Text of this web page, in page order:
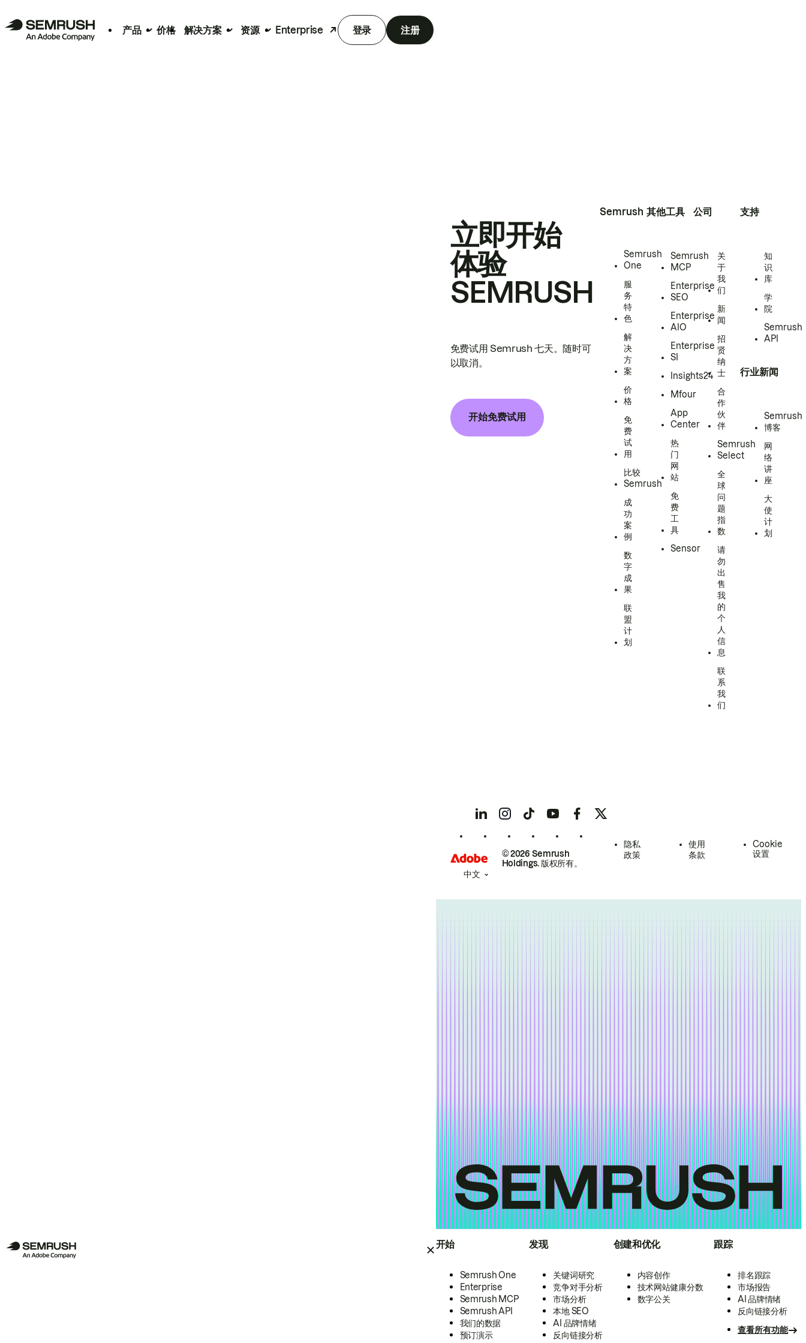
产品 价格 解决方案 资源 Enterprise 登录 注册
开始
Semrush One
Enterprise
Semrush MCP
Semrush API
我们的数据
预订演示
发现
关键词研究
竞争对手分析
市场分析
本地 SEO
AI 品牌情绪
反向链接分析
创建和优化
内容创作
技术网站健康分数
数字公关
跟踪
排名跟踪
市场报告
AI 品牌情绪
反向链接分析
查看所有功能
立即开始
体验
SEMRUSH
免费试用 Semrush 七天。随时可
以取消。
开始免费试用
Semrush
Semrush
One
服
务
特
色
解
决
方
案
价
格
免
费
试
用
比较
Semrush
成
功
案
例
数
字
成
果
联
盟
计
划
其他工具
Semrush
MCP
Enterprise
SEO
Enterprise
AIO
Enterprise
SI
Insights24
Mfour
App
Center
热
门
网
站
免
费
工
具
Sensor
公司
关
于
我
们
新
闻
招
贤
纳
士
合
作
伙
伴
Semrush
Select
全
球
问
题
指
数
请
勿
出
售
我
的
个
人
信
息
联
系
我
们
支持
知
识
库
学
院
Semrush
API
行业新闻
Semrush
博客
网
络
讲
座
大
使
计
划
© 2026 Semrush
Holdings. 版权所有。
隐私
政策
使用
条款
Cookie
设置
中文